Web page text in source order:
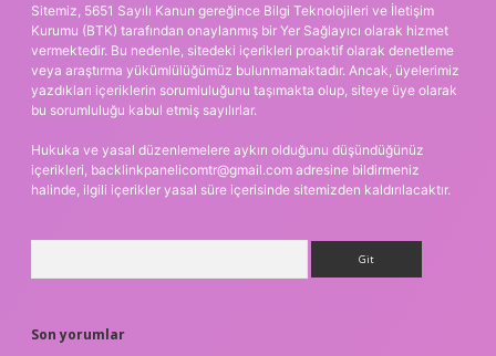
Sitemiz, 5651 Sayılı Kanun gereğince Bilgi Teknolojileri ve İletişim
Kurumu (BTK) tarafından onaylanmış bir Yer Sağlayıcı olarak hizmet
vermektedir. Bu nedenle, sitedeki içerikleri proaktif olarak denetleme
veya araştırma yükümlülüğümüz bulunmamaktadır. Ancak, üyelerimiz
yazdıkları içeriklerin sorumluluğunu taşımakta olup, siteye üye olarak
bu sorumluluğu kabul etmiş sayılırlar.
Hukuka ve yasal düzenlemelere aykırı olduğunu düşündüğünüz
içerikleri, backlinkpanelicomtr@gmail.com adresine bildirmeniz
halinde, ilgili içerikler yasal süre içerisinde sitemizden kaldırılacaktır.
Son yorumlar